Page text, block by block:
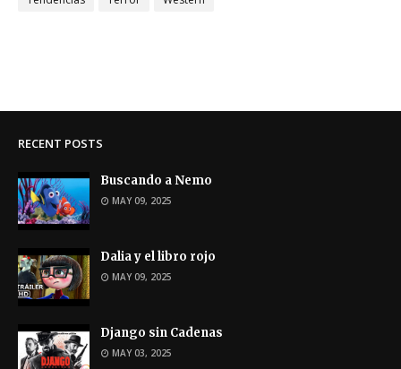
RECENT POSTS
Buscando a Nemo
MAY 09, 2025
Dalia y el libro rojo
MAY 09, 2025
Django sin Cadenas
MAY 03, 2025